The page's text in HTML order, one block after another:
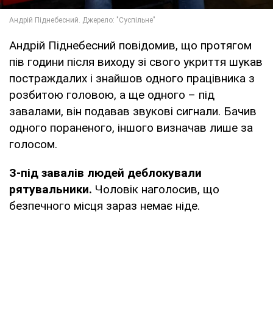
Андрій Піднебесний повідомив, що протягом
пів години після виходу зі свого укриття шукав
постраждалих і знайшов одного працівника з
розбитою головою, а ще одного – під
завалами, він подавав звукові сигнали. Бачив
одного пораненого, іншого визначав лише за
голосом.
З-під завалів людей деблокували
рятувальники. Чоловік наголосив, що
безпечного місця зараз немає ніде.